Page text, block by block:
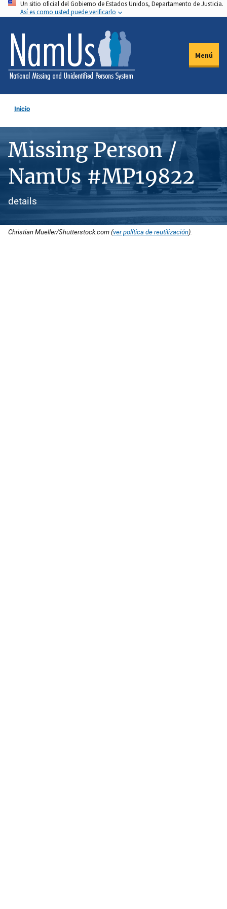
Pasar
al
contenido
principal
Un sitio oficial del Gobierno de Estados Unidos, Departamento de Justicia.
Así es como usted puede verificarlo
Menú
Inicio
Missing Person /
NamUs #MP19822
details
Christian Mueller/Shutterstock.com (ver política de reutilización).